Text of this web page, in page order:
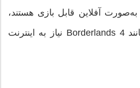
Marvel’s Wolverine به‌صورت آفلاین قابل بازی هستند،
اما بازی‌های آنلاین مانند Borderlands 4 نیاز به اینترنت